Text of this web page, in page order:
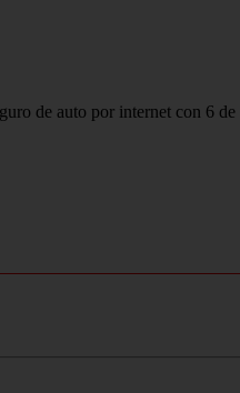
de auto por internet con 6 de